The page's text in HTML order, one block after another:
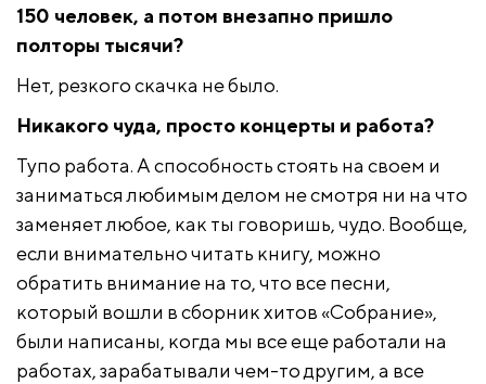
150 человек, а потом внезапно пришло
полторы тысячи?
Нет, резкого скачка не было.
Никакого чуда, просто концерты и работа?
Тупо работа. А способность стоять на своем и
заниматься любимым делом не смотря ни на что
заменяет любое, как ты говоришь, чудо. Вообще,
если внимательно читать книгу, можно
обратить внимание на то, что все песни,
который вошли в сборник хитов «Собрание»,
были написаны, когда мы все еще работали на
работах, зарабатывали чем-то другим, а все